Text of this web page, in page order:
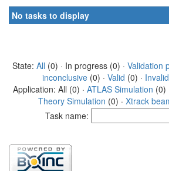
No tasks to display
State: All (0) · In progress (0) · Validation
inconclusive (0) · Valid (0) · Invalid
Application: All (0) · ATLAS Simulation (0)
Theory Simulation (0) · Xtrack
Task name: